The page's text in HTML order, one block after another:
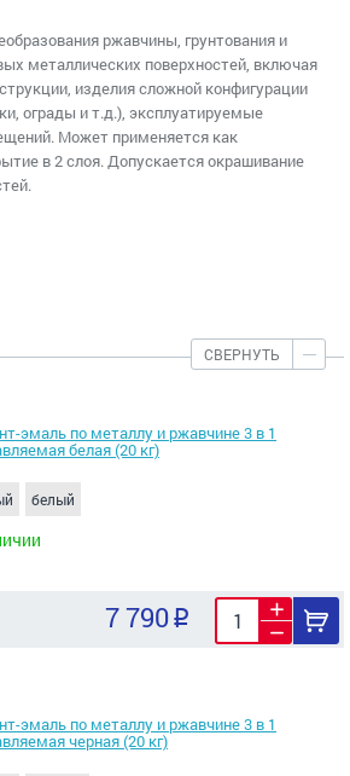
ржавчины, грунтования и
металлических поверхностей, включая
изделия сложной конфигурации
ограды и т.д.), эксплуатируемые
Может применяется как
в 2 слоя. Допускается окрашивание
СВЕРНУТЬ
эмаль по металлу и ржавчине 3 в 1
белая (20 кг)
белый
7 790
эмаль по металлу и ржавчине 3 в 1
черная (20 кг)